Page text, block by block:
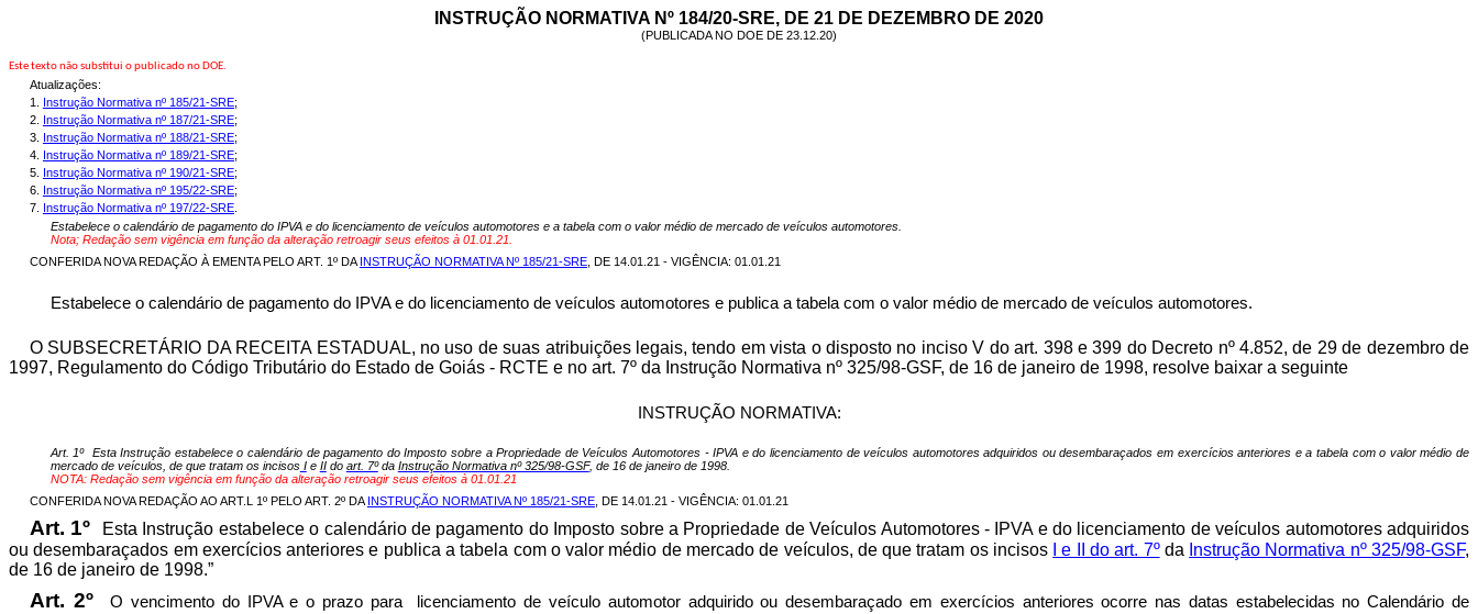
INSTRUÇÃO NORMATIVA Nº 184/20-SRE, DE 21 DE DEZEMBRO DE 2020
(PUBLICADA NO DOE DE 23.12.20)
Este texto não substitui o publicado no DOE.
Atualizações:
1. Instrução Normativa nº 185/21-SRE;
2. Instrução Normativa nº 187/21-SRE;
3. Instrução Normativa nº 188/21-SRE;
4. Instrução Normativa nº 189/21-SRE;
5. Instrução Normativa nº 190/21-SRE;
6. Instrução Normativa nº 195/22-SRE;
7. Instrução Normativa nº 197/22-SRE.
Estabelece o calendário de pagamento do IPVA e do licenciamento de veículos automotores e a tabela com o valor médio de mercado de veículos automotores.
Nota; Redação sem vigência em função da alteração retroagir seus efeitos à 01.01.21.
CONFERIDA NOVA REDAÇÃO À EMENTA PELO ART. 1º DA INSTRUÇÃO NORMATIVA Nº 185/21-SRE, DE 14.01.21 - VIGÊNCIA: 01.01.21
Estabelece o calendário de pagamento do IPVA e do licenciamento de veículos automotores e publica a tabela com o valor médio de mercado de veículos automotores.
O SUBSECRETÁRIO DA RECEITA ESTADUAL, no uso de suas atribuições legais, tendo em vista o disposto no inciso V do art. 398 e 399 do Decreto nº 4.852, de 29 de dezembro de
1997, Regulamento do Código Tributário do Estado de Goiás - RCTE e no art. 7º da Instrução Normativa nº 325/98-GSF, de 16 de janeiro de 1998, resolve baixar a seguinte
INSTRUÇÃO NORMATIVA:
Art. 1º
Esta Instrução estabelece o calendário de pagamento do Imposto sobre a Propriedade de Veículos Automotores - IPVA e do licenciamento de veículos automotores adquiridos ou desembaraçados em exercícios anteriores e a tabela com o valor médio de
mercado de veículos, de que tratam os incisosIe IIdo art. 7ºda Instrução Normativa nº 325/98-GSF, de 16 de janeiro de 1998.
NOTA: Redação sem vigência em função da alteração retroagir seus efeitos à 01.01.21
CONFERIDA NOVA REDAÇÃO AO ART.L 1º PELO ART. 2º DA INSTRUÇÃO NORMATIVA Nº 185/21-SRE, DE 14.01.21 - VIGÊNCIA: 01.01.21
Art. 1º
Esta Instrução estabelece o calendário de pagamento do Imposto sobre a Propriedade de Veículos Automotores - IPVA e do licenciamento de veículos automotores adquiridos
ou desembaraçados em exercícios anteriores e publica a tabela com o valor médio de mercado de veículos, de que tratam os incisos
I e II do art. 7ºda Instrução Normativa nº 325/98-GSF,
de 16 de janeiro de 1998.”
Art. 2º O vencimento do IPVA e o prazo para licenciamento de veículo automotor adquirido ou desembaraçado em exercícios anteriores ocorre nas datas estabelecidas no Calendário de